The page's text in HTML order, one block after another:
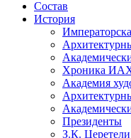
Состав
История
Хроника
Академия
Президенты
З.К.